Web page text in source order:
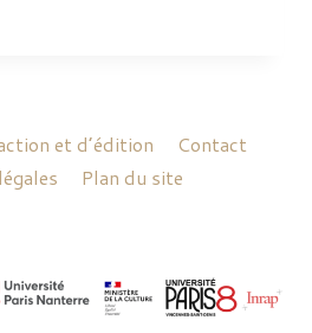
et d’édition
Contact
Plan du site